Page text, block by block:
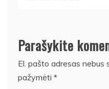
Parašykite
El. pašto adresas nebus
pažymėti *